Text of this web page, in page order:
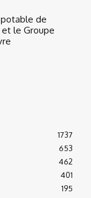
de
et le Groupe
1737
653
462
401
195